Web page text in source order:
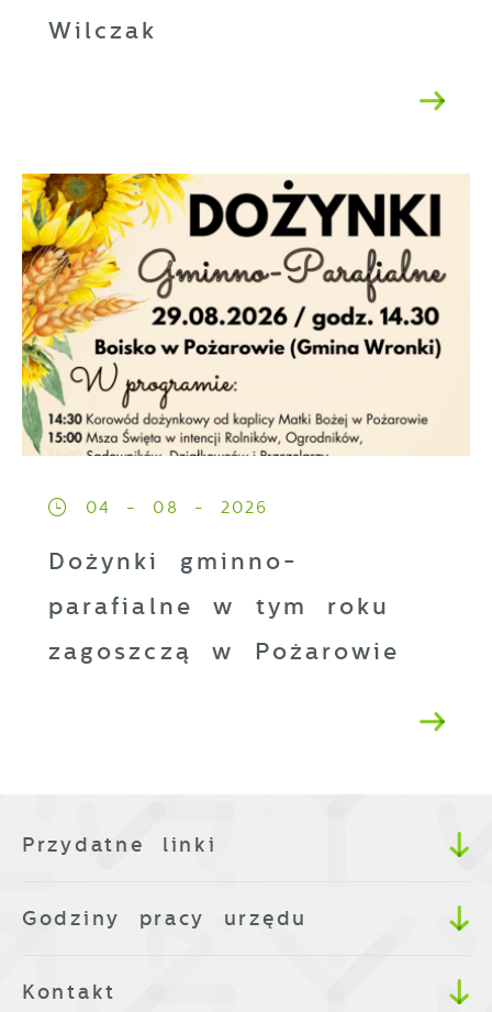
Wilczak
04 - 08 - 2026
Dożynki gminno-
parafialne w tym roku
zagoszczą w Pożarowie
Przydatne linki
Godziny pracy urzędu
Kontakt